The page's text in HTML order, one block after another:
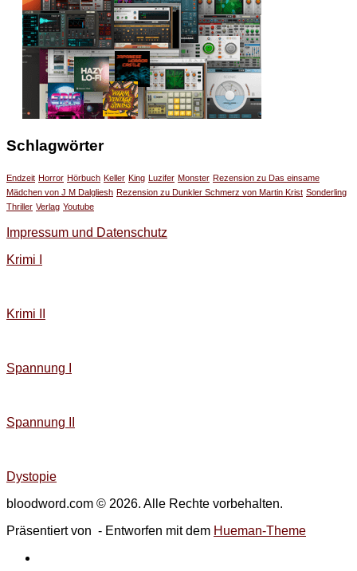
Schlagwörter
Endzeit Horror Hörbuch Keller King Luzifer Monster Rezension zu Das einsame
Mädchen von J M Dalgliesh Rezension zu Dunkler Schmerz von Martin Krist Sonderling
Thriller Verlag Youtube
Impressum und Datenschutz
Krimi I
Krimi II
Spannung I
Spannung II
Dystopie
bloodword.com © 2026. Alle Rechte vorbehalten.
Präsentiert von - Entworfen mit dem Hueman-Theme